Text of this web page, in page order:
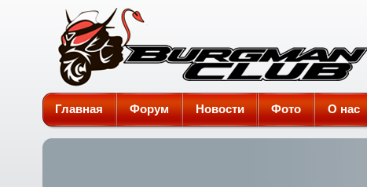
Burgman-Club
Главная Форум Новости Фото О нас